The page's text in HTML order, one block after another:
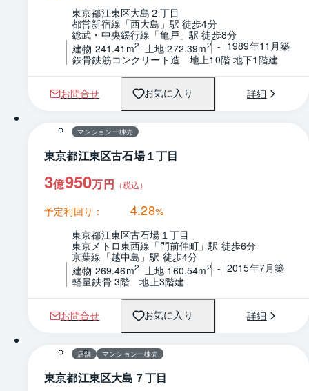
東京都江東区大島２丁目
都営新宿線「西大島」駅 徒歩4分
総武・中央緩行線「亀戸」駅 徒歩8分
建物 241.41m2 土地 272.39m2 - 1989年11月築
鉄骨鉄筋コンクリート造　地上10階 地下1階建
お問合せ お気に入り 詳細
1 / 0
マンション一棟売
東京都江東区古石場１丁目
3億950万円 （税込）
予定利回り： 4.28%
東京都江東区古石場１丁目
東京メトロ東西線「門前仲町」駅 徒歩6分
京葉線「越中島」駅 徒歩4分
建物 269.46m2 土地 160.54m2 - 2015年7月築
軽量鉄骨 3階　地上3階建
お問合せ お気に入り 詳細
店舗 マンション一棟売
東京都江東区大島７丁目